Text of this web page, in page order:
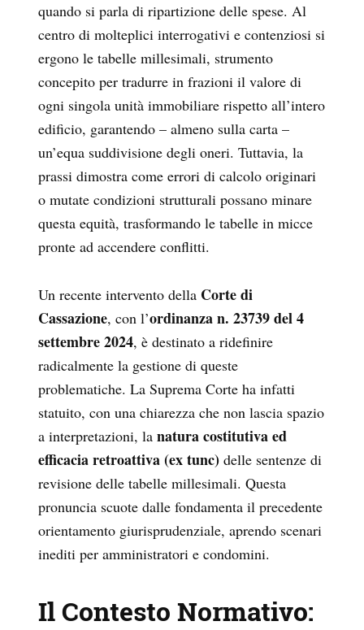
quando si parla di ripartizione delle spese. Al
centro di molteplici interrogativi e contenziosi si
ergono le tabelle millesimali, strumento
concepito per tradurre in frazioni il valore di
ogni singola unità immobiliare rispetto all’intero
edificio, garantendo – almeno sulla carta –
un’equa suddivisione degli oneri. Tuttavia, la
prassi dimostra come errori di calcolo originari
o mutate condizioni strutturali possano minare
questa equità, trasformando le tabelle in micce
pronte ad accendere conflitti.
Un recente intervento della Corte di
Cassazione, con l’ordinanza n. 23739 del 4
settembre 2024, è destinato a ridefinire
radicalmente la gestione di queste
problematiche. La Suprema Corte ha infatti
statuito, con una chiarezza che non lascia spazio
a interpretazioni, la natura costitutiva ed
efficacia retroattiva (ex tunc) delle sentenze di
revisione delle tabelle millesimali. Questa
pronuncia scuote dalle fondamenta il precedente
orientamento giurisprudenziale, aprendo scenari
inediti per amministratori e condomini.
Il Contesto Normativo: